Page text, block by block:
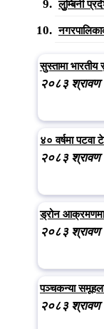
लुुम्बिनी
सुस्तामा भारतीय
२०८३ श्रावण
४० वर्षमा पटवा
२०८३ श्रावण
ड्रोन
२०८३ श्रावण
पञ्चकन्या
२०८३ श्रावण